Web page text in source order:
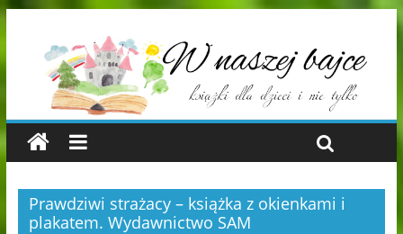
Prawdziwi strażacy – książka z okienkami i
plakatem. Wydawnictwo SAM